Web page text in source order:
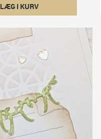
LÆG I KURV